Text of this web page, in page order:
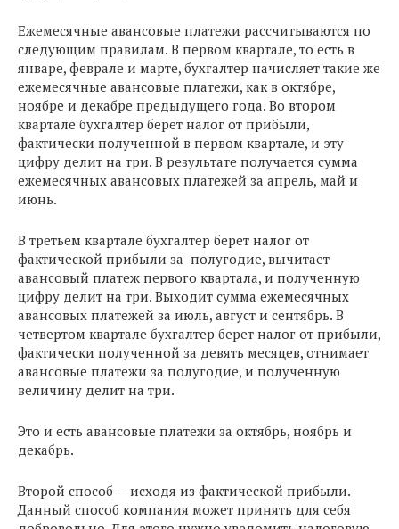
Ежемесячные авансовые платежи рассчитываются по
следующим правилам. В первом квартале, то есть в
январе, феврале и марте, бухгалтер начисляет такие же
ежемесячные авансовые платежи, как в октябре,
ноябре и декабре предыдущего года. Во втором
квартале бухгалтер берет налог от прибыли,
фактически полученной в первом квартале, и эту
цифру делит на три. В результате получается сумма
ежемесячных авансовых платежей за апрель, май и
июнь.
В третьем квартале бухгалтер берет налог от
фактической прибыли за полугодие, вычитает
авансовый платеж первого квартала, и полученную
цифру делит на три. Выходит сумма ежемесячных
авансовых платежей за июль, август и сентябрь. В
четвертом квартале бухгалтер берет налог от прибыли,
фактически полученной за девять месяцев, отнимает
авансовые платежи за полугодие, и полученную
величину делит на три.
Это и есть авансовые платежи за октябрь, ноябрь и
декабрь.
Второй способ — исходя из фактической прибыли.
Данный способ компания может принять для себя